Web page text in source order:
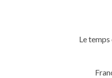
Le temps